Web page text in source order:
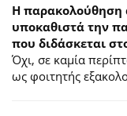
Η παρακολούθηση
υποκαθιστά την
που διδάσκεται
Όχι, σε καμία
ως φοιτητής